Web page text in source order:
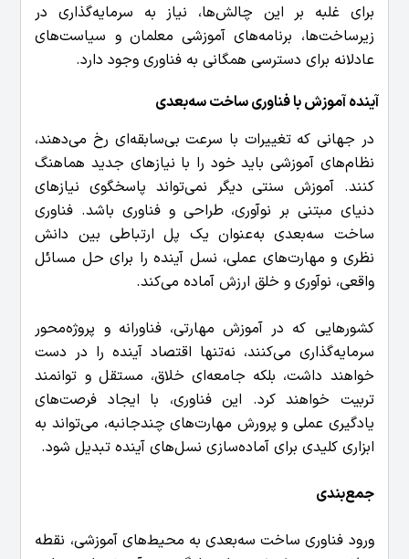
برای غلبه بر این چالش‌ها، نیاز به سرمایه‌گذاری در
زیرساخت‌ها، برنامه‌های آموزشی معلمان و سیاست‌های
عادلانه برای دسترسی همگانی به فناوری وجود دارد.
آینده آموزش با فناوری ساخت سه‌بعدی
در جهانی که تغییرات با سرعت بی‌سابقه‌ای رخ می‌دهند،
نظام‌های آموزشی باید خود را با نیازهای جدید هماهنگ
کنند. آموزش سنتی دیگر نمی‌تواند پاسخگوی نیازهای
دنیای مبتنی بر نوآوری، طراحی و فناوری باشد. فناوری
ساخت سه‌بعدی به‌عنوان یک پل ارتباطی بین دانش
نظری و مهارت‌های عملی، نسل آینده را برای حل مسائل
واقعی، نوآوری و خلق ارزش آماده می‌کند.
کشورهایی که در آموزش مهارتی، فناورانه و پروژه‌محور
سرمایه‌گذاری می‌کنند، نه‌تنها اقتصاد آینده را در دست
خواهند داشت، بلکه جامعه‌ای خلاق، مستقل و توانمند
تربیت خواهند کرد. این فناوری، با ایجاد فرصت‌های
یادگیری عملی و پرورش مهارت‌های چندجانبه، می‌تواند به
ابزاری کلیدی برای آماده‌سازی نسل‌های آینده تبدیل شود.
جمع‌بندی
ورود فناوری ساخت سه‌بعدی به محیط‌های آموزشی، نقطه